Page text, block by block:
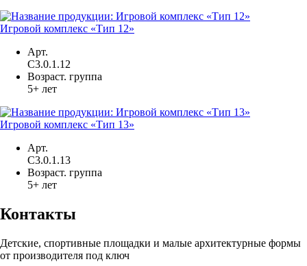
Игровой комплекс «Тип 12»
Арт.
С3.0.1.12
Возраст. группа
5+ лет
Игровой комплекс «Тип 13»
Арт.
С3.0.1.13
Возраст. группа
5+ лет
Контакты
Детские, спортивные площадки и малые архитектурные формы
от производителя под ключ